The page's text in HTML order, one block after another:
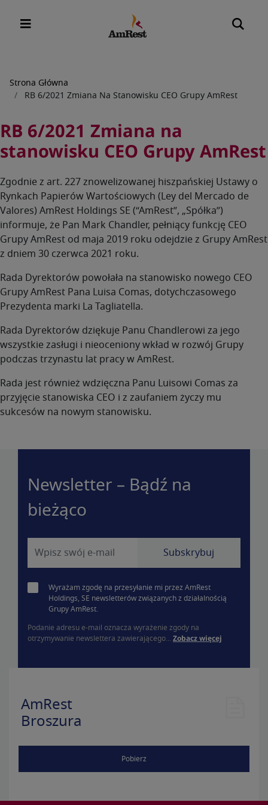
Ścieżka
nawigacyjna
Strona Główna
RB 6/2021 Zmiana Na Stanowisku CEO Grupy AmRest
RB 6/2021 Zmiana na
stanowisku CEO Grupy AmRest
Zgodnie z art. 227 znowelizowanej hiszpańskiej Ustawy o
Rynkach Papierów Wartościowych (Ley del Mercado de
Valores) AmRest Holdings SE (“AmRest”, „Spółka”)
informuje, że Pan Mark Chandler, pełniący funkcję CEO
Grupy AmRest od maja 2019 roku odejdzie z Grupy AmRest
z dniem 30 czerwca 2021 roku.
Rada Dyrektorów powołała na stanowisko nowego CEO
Grupy AmRest Pana Luisa Comas, dotychczasowego
Prezydenta marki La Tagliatella.
Rada Dyrektorów dziękuje Panu Chandlerowi za jego
wszystkie zasługi i nieoceniony wkład w rozwój Grupy
podczas trzynastu lat pracy w AmRest.
Rada jest również wdzięczna Panu Luisowi Comas za
przyjęcie stanowiska CEO i z zaufaniem życzy mu
sukcesów na nowym stanowisku.
Newsletter – Bądź na
bieżąco
Wyrażam zgodę na przesyłanie mi przez AmRest
Holdings, SE newsletterów związanych z działalnością
Grupy AmRest.
Podanie adresu e-mail oznacza wyrażenie zgody na
otrzymywanie newslettera zawierającego... Zobacz więcej
AmRest
Broszura
Pobierz